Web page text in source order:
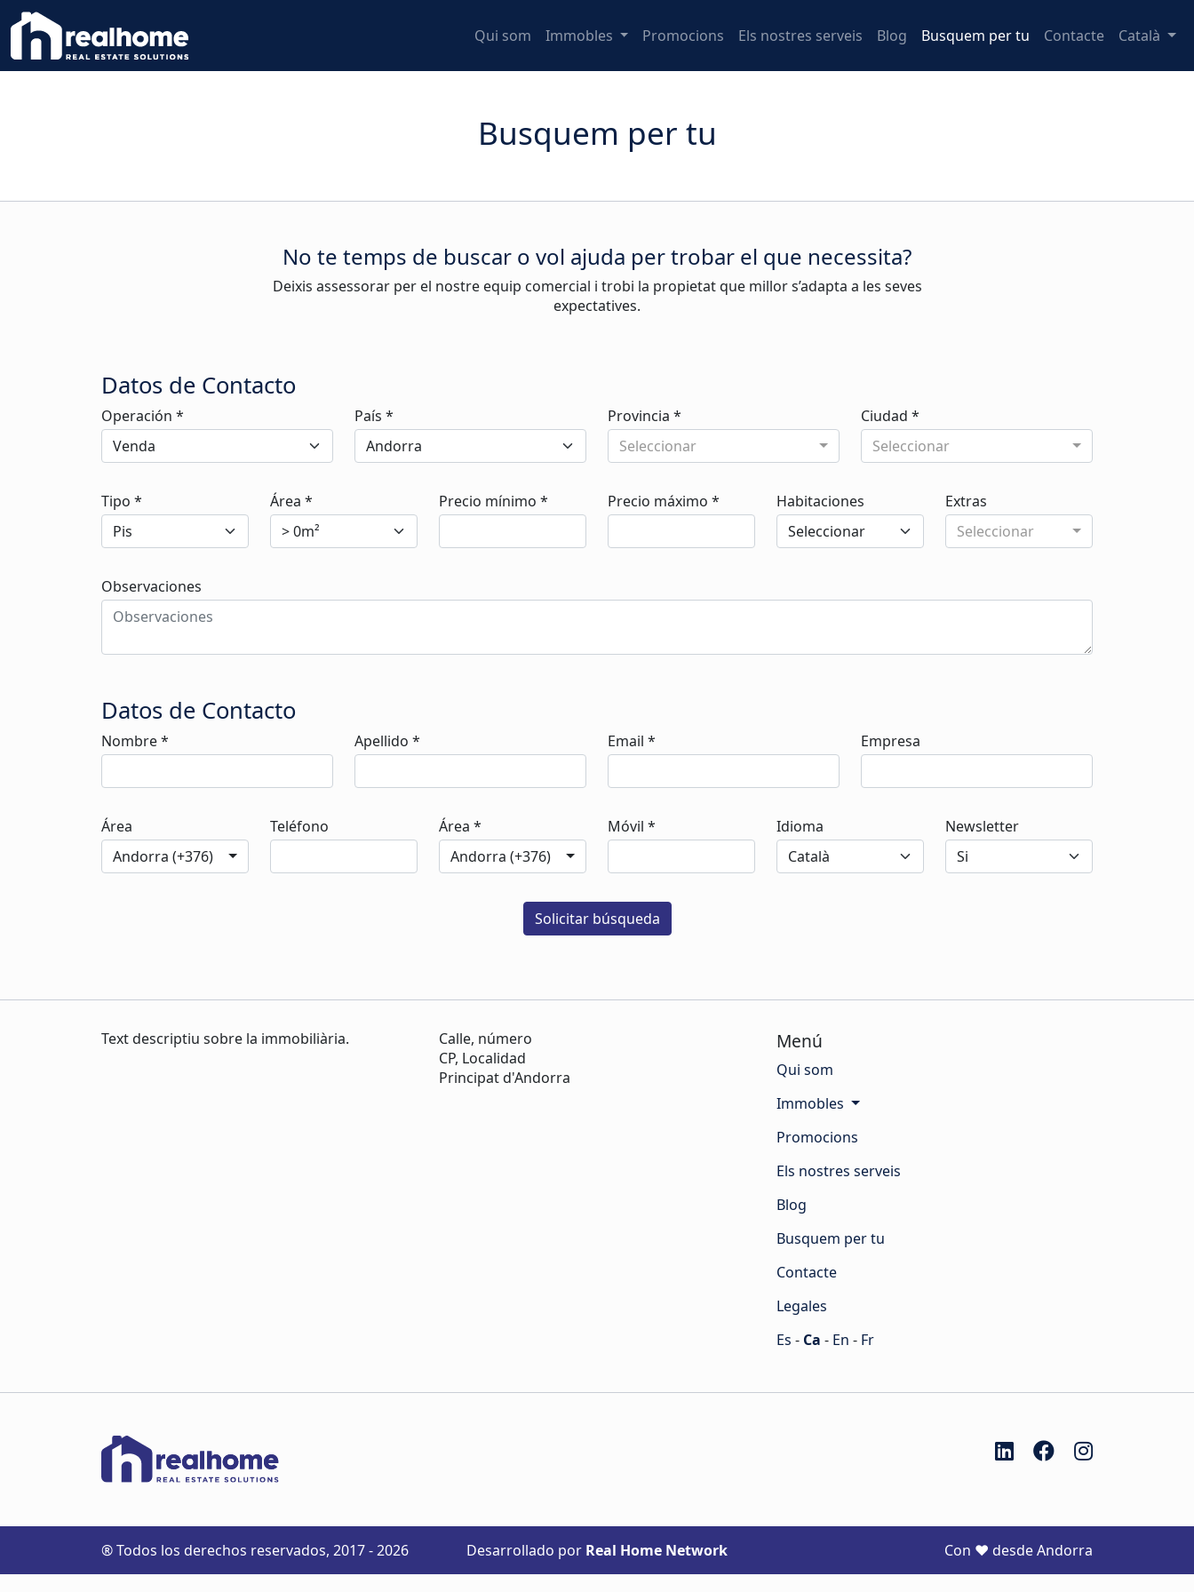
Qui som Immobles Promocions Els nostres serveis Blog Busquem per tu Contacte Català
Busquem per tu
No te temps de buscar o vol ajuda per trobar el que necessita?
Deixis assessorar per el nostre equip comercial i trobi la propietat que millor s’adapta a les seves
expectatives.
Datos de Contacto
Operación * País *
Provincia *
Seleccionar
Ciudad *
Seleccionar
Tipo * Área * Precio mínimo * Precio máximo * Habitaciones
Extras
Seleccionar
Observaciones
Datos de Contacto
Nombre * Apellido * Email * Empresa
Área
Andorra (+376)
Teléfono
Área *
Andorra (+376)
Móvil * Idioma Newsletter
Text descriptiu sobre la immobiliària.
Calle, número
CP, Localidad
Principat d'Andorra
Menú
Qui som
Immobles
Promocions
Els nostres serveis
Blog
Busquem per tu
Contacte
Legales
Es - Ca - En - Fr
® Todos los derechos reservados, 2017 - 2026 Desarrollado por Real Home Network Con ♥ desde Andorra